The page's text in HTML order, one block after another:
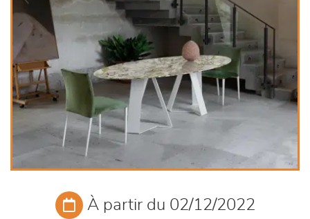
À partir du 02/12/2022